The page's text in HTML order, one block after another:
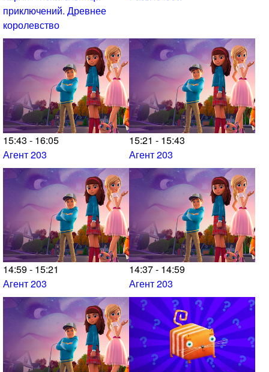
приключений. Древнее
королевство
15:43 - 16:05
Агент 203
15:21 - 15:43
Агент 203
14:59 - 15:21
Агент 203
14:37 - 14:59
Агент 203